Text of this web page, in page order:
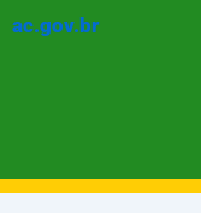
ac.gov.br
navigation